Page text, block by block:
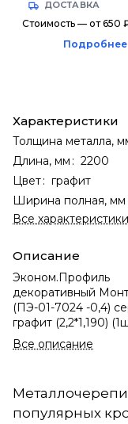
ДОСТАВКА
Стоимость — от 650
Подробнее
Характеристики
Толщина металла,
Длина, мм : 2200
Цвет: графит
Ширина полная, мм
Все характеристики
Описание
Эконом.Профиль
декоративный
(ПЭ-01-7024 -0,4)
графит (2,2*1,190)
м2)
Все описание
популярных